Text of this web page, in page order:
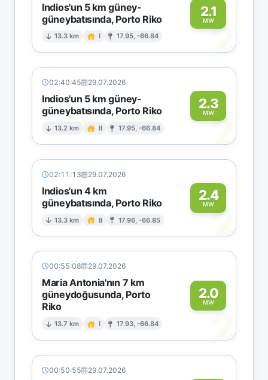
Indios'un 5 km güney-
güneybatısında, Porto Riko
13.3 km I 17.95, -66.84
2.1
MW2
02:40:45 29.07.2026
Indios'un 5 km güney-
güneybatısında, Porto Riko
13.2 km II 17.95, -66.84
2.3
MW2
02:11:13 29.07.2026
Indios'un 4 km
güneybatısında, Porto Riko
13.3 km II 17.96, -66.85
2.4
MW2
00:55:08 29.07.2026
Maria Antonia'nın 7 km
güneydoğusunda, Porto
Riko
13.7 km I 17.93, -66.84
2.0
MW
2
00:50:55 29.07.2026